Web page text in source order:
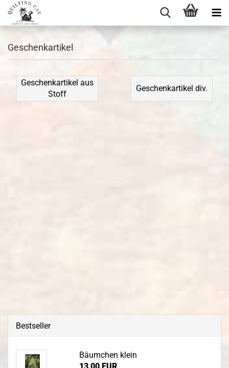
Geschenkartikel
Geschenkartikel aus
Stoff
Geschenkartikel div.
Bestseller
Bäumchen klein